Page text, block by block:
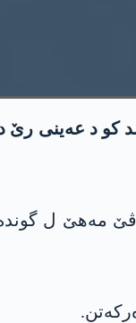
كو د عه‌ینی رێ
كر كو ل ده‌ستپێكا ڤێ